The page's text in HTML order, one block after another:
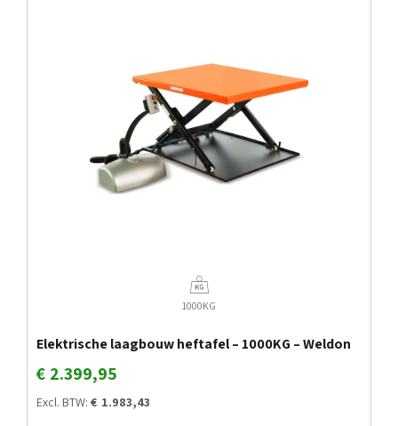
1000KG
Elektrische laagbouw heftafel – 1000KG – Weldon
€ 2.399,95
Excl. BTW: € 1.983,43